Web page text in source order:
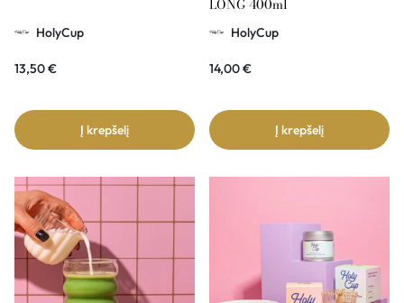
HolyCup
13,50€
Į krepšelį
LONG 400ml
HolyCup
14,00€
Į krepšelį